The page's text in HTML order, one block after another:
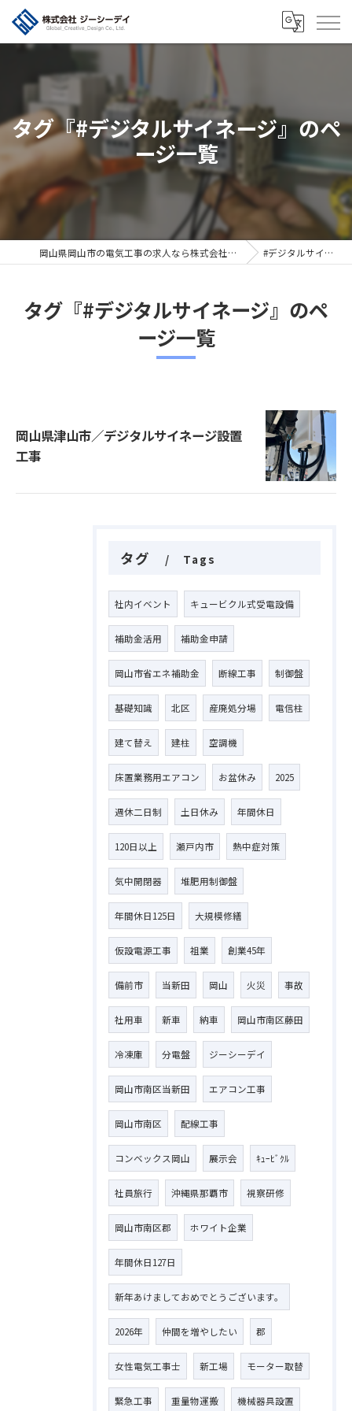
タグ『#デジタルサイネージ』のペ
ージ一覧
岡山県岡山市の電気工事の求人なら株式会社ジーシーデイ #デジタルサイネージ
タグ『#デジタルサイネージ』のペ
ージ一覧
岡山県津山市／デジタルサイネージ設置
工事
タグ Tags
社内イベント キュービクル式受電設備
補助金活用 補助金申請
岡山市省エネ補助金 断線工事 制御盤
基礎知識 北区 産廃処分場 電信柱
建て替え 建柱 空調機
床置業務用エアコン お盆休み 2025
週休二日制 土日休み 年間休日
120日以上 瀬戸内市 熱中症対策
気中開閉器 堆肥用制御盤
年間休日125日 大規模修繕
仮設電源工事 祖業 創業45年
備前市 当新田 岡山 火災 事故
社用車 新車 納車 岡山市南区藤田
冷凍庫 分電盤 ジーシーデイ
岡山市南区当新田 エアコン工事
岡山市南区 配線工事
コンベックス岡山 展示会 ｷｭｰﾋﾞｸﾙ
社員旅行 沖縄県那覇市 視察研修
岡山市南区郡 ホワイト企業
年間休日127日
新年あけましておめでとうございます。
2026年 仲間を増やしたい 郡
女性電気工事士 新工場 モーター取替
緊急工事 重量物運搬 機械器具設置